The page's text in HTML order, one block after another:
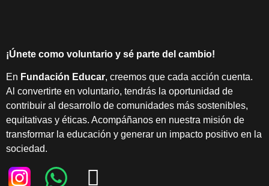
¡Únete como voluntario y sé parte del cambio!
En Fundación Educar, creemos que cada acción cuenta.
Al convertirte en voluntario, tendrás la oportunidad de
contribuir al desarrollo de comunidades más sostenibles,
equitativas y éticas. Acompáñanos en nuestra misión de
transformar la educación y generar un impacto positivo en la
sociedad.